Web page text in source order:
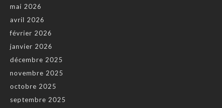
mai 2026
avril 2026
février 2026
janvier 2026
décembre 2025
novembre 2025
octobre 2025
septembre 2025